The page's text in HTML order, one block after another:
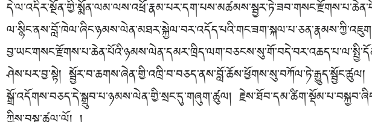
ཤེས་པར་བྱ་སྟེ།
སྒྲོ་འདོགས་བཅད་དེ་སྒྲུབ་པ་ཉམས་ལེན་གྱི་སྲང་དུ་གཞུག་ཚུལ།